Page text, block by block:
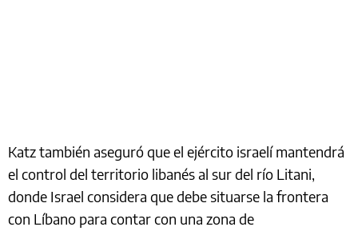
Katz también aseguró que el ejército israelí mantendrá
el control del territorio libanés al sur del río Litani,
donde Israel considera que debe situarse la frontera
con Líbano para contar con una zona de